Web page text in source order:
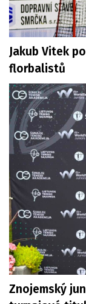
Jakub Vitek
florbalistů
Znojemský